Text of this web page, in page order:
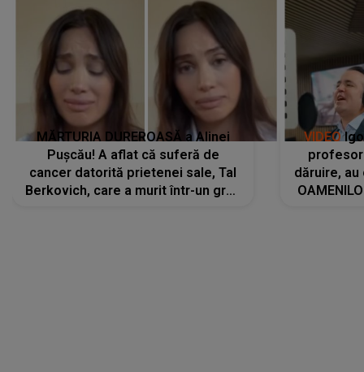
MĂRTURIA DUREROASĂ a Alinei
Pușcău! A aflat că suferă de
cancer datorită prietenei sale, Tal
Berkovich, care a murit într-un grav
VIDEO
dăruire, au